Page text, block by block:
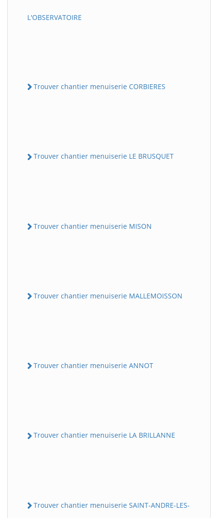
L'OBSERVATOIRE
Trouver chantier menuiserie CORBIERES
Trouver chantier menuiserie LE BRUSQUET
Trouver chantier menuiserie MISON
Trouver chantier menuiserie MALLEMOISSON
Trouver chantier menuiserie ANNOT
Trouver chantier menuiserie LA BRILLANNE
Trouver chantier menuiserie SAINT-ANDRE-LES-